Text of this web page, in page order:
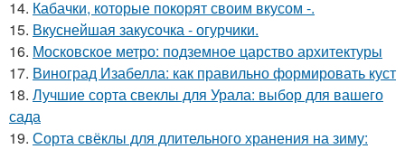
14. Кабачки, которые покорят своим вкусом -.
15. Вкуснейшая закусочка - огурчики.
16. Московское метро: подземное царство архитектуры
17. Виноград Изабелла: как правильно формировать куст
18. Лучшие сорта свеклы для Урала: выбор для вашего
сада
19. Сорта свёклы для длительного хранения на зиму: